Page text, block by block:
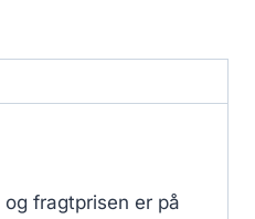
og fragtprisen er på